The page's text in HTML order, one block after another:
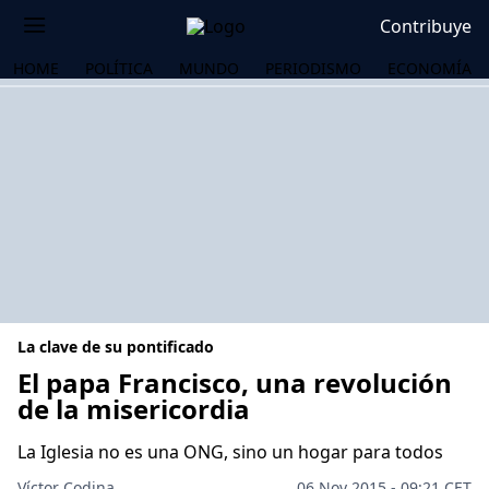
Contribuye
HOME POLÍTICA MUNDO PERIODISMO ECONOMÍA
La clave de su pontificado
El papa Francisco, una revolución
de la misericordia
La Iglesia no es una ONG, sino un hogar para todos